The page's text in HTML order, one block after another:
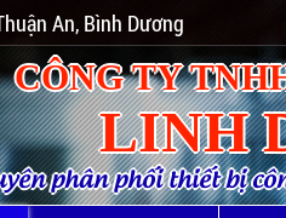
An, Bình Dương
CÔNG TY
LINH
phân phối thiết bị